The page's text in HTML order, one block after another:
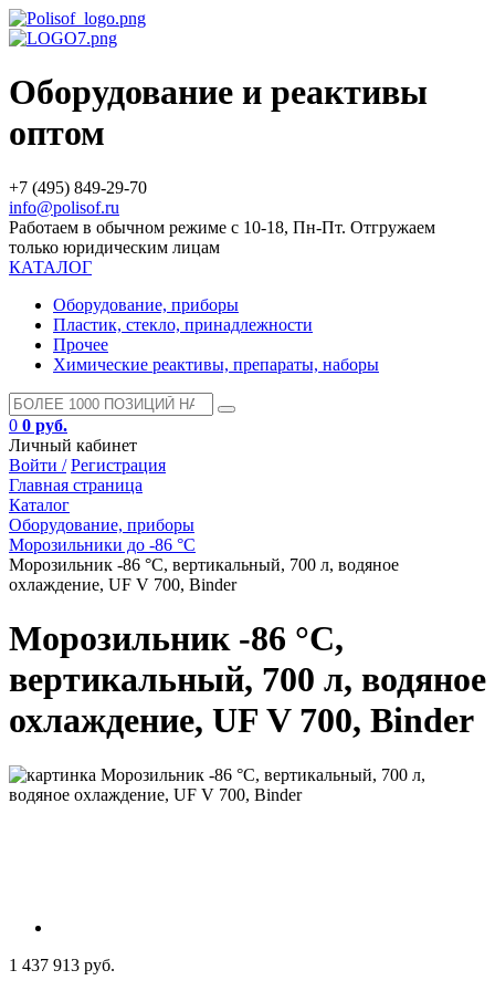
Оборудование и реактивы
оптом
+7 (495) 849-29-70
info@polisof.ru
Работаем в обычном режиме с 10-18, Пн-Пт. Отгружаем
только юридическим лицам
КАТАЛОГ
Оборудование, приборы
Пластик, стекло, принадлежности
Прочее
Химические реактивы, препараты, наборы
0 0 руб.
Личный кабинет
Войти / Регистрация
Главная страница
Каталог
Оборудование, приборы
Морозильники до -86 °C
Морозильник -86 °С, вертикальный, 700 л, водяное
охлаждение, UF V 700, Binder
Морозильник -86 °С,
вертикальный, 700 л, водяное
охлаждение, UF V 700, Binder
1 437 913 руб.